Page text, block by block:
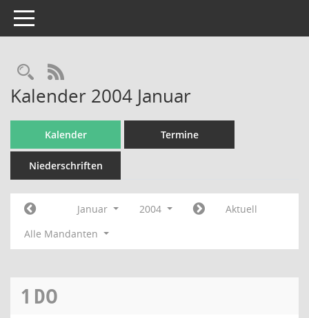
Toggle navigation
Rechercheauswahl
RSS-Feed
Kalender 2004 Januar
Kalender Termine
Niederschriften
Januar 2004
Aktuell
Alle Mandanten
1 DO